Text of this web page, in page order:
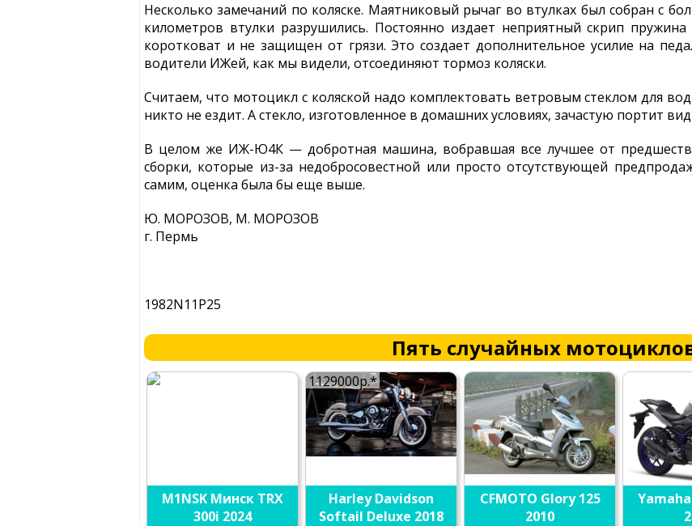
Несколько замечаний по коляске. Маятниковый рычаг во втулках был собран с
километров втулки разрушились. Постоянно издает неприятный скрип
коротковат и не защищен от грязи. Это создает дополнительное усилие на
водители ИЖей, как мы видели, отсоединяют тормоз коляски.
Считаем, что мотоцикл с коляской надо комплектовать ветровым стеклом для
никто не ездит. А стекло, изготовленное в домашних условиях, зачастую портит
В целом же ИЖ-Ю4К — добротная машина, вобравшая все лучшее от
сборки, которые из-за недобросовестной или просто отсутствующей
самим, оценка была бы еще выше.
Ю. МОРОЗОВ, М. МОРОЗОВ
г. Пермь
1982N11P25
Пять случайных
M1NSK Минск TRX
300i 2024
1129000р.*
Harley Davidson
Softail Deluxe 2018
CFMOTO Glory 125
2010